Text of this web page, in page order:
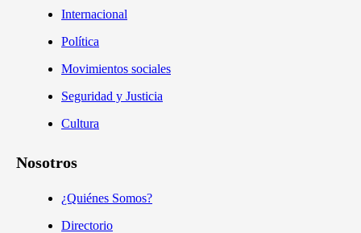
Internacional
Política
Movimientos sociales
Seguridad y Justicia
Cultura
Nosotros
¿Quiénes Somos?
Directorio